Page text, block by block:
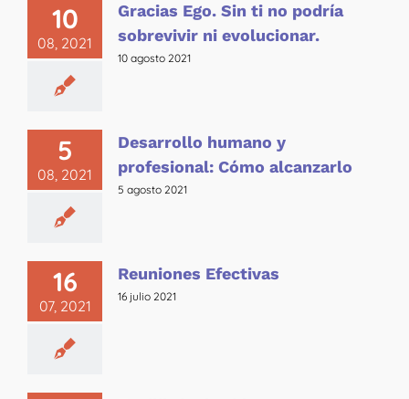
10
08, 2021
Gracias Ego. Sin ti no podría
sobrevivir ni evolucionar.
10 agosto 2021
5
08, 2021
Desarrollo humano y
profesional: Cómo alcanzarlo
5 agosto 2021
16
07, 2021
Reuniones Efectivas
16 julio 2021